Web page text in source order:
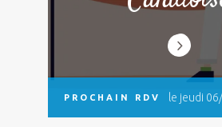
PROCHAIN RDV le jeudi